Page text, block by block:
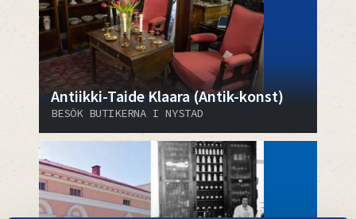
Antiikki-Taide Klaara (Antik-konst)
BESÖK BUTIKERNA I NYSTAD